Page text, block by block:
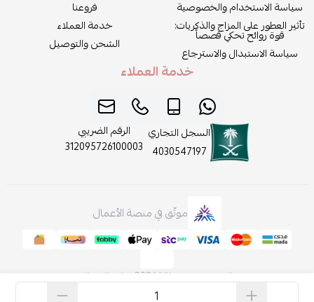
سياسة الاستخدام والخصوصية
تأثير العطور على المزاج والذكريات:
قوة روائح تحكي قصصاً
سياسة الاستبدال والاسترجاع
فروعنا
خدمة العملاء
الشحن والتوصيل
خدمة العملاء
السجل التجاري
4030547197
الرقم الضريبي
312095726100003
موثّق في منصة الأعمال
الحقوق محفوظة | 2026 روائح الجمال